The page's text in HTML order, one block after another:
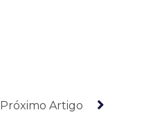
Próximo Artigo